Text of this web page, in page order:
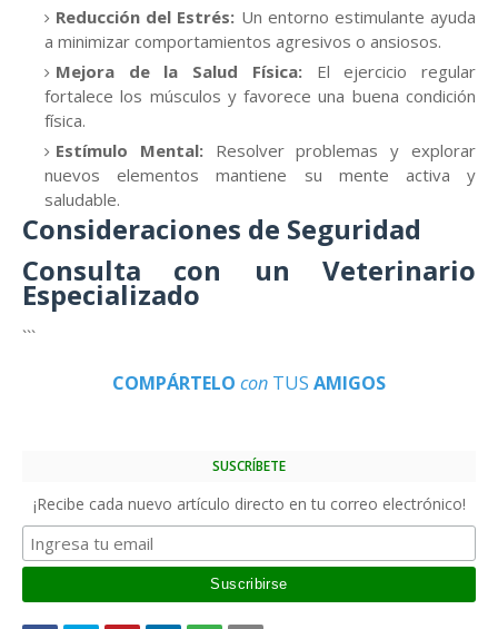
Reducción del Estrés: Un entorno estimulante ayuda
a minimizar comportamientos agresivos o ansiosos.
Mejora de la Salud Física:El ejercicio regular
fortalece los músculos y favorece una buena condición
física.
Estímulo Mental:Resolver problemas y explorar
nuevos elementos mantiene su mente activa y
saludable.
Consideraciones de Seguridad
Consulta con un Veterinario
Especializado
```
COMPÁRTELO con TUS AMIGOS
SUSCRÍBETE
¡Recibe cada nuevo artículo directo en tu correo electrónico!